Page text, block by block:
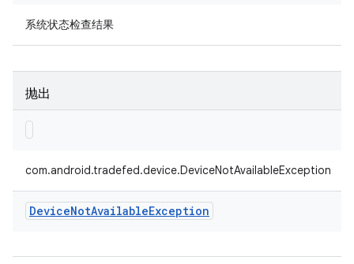
系统状态检查结果
抛出
com.android.tradefed.device.DeviceNotAvailableException
DeviceNotAvailableException